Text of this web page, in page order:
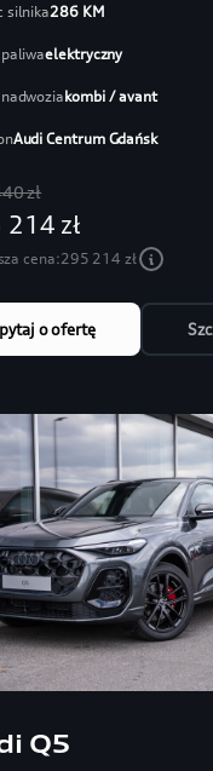
silnika286KM
paliwaelektryczny
kombi / avant
Audi Centrum Gdańsk
zł
zł
cena:295 214 zł
o ofertę
Q5